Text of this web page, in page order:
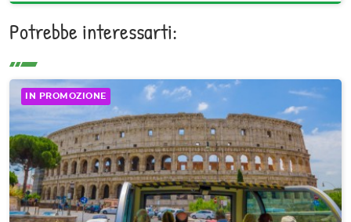
Potrebbe interessarti:
IN PROMOZIONE